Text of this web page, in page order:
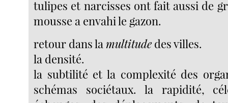
tulipes et narcisses ont fait aussi de
mousse a envahi le gazon.
retour dans lamultitude des villes.
la densité.
la subtilité et la complexité des
schémas sociétaux. la rapidité,